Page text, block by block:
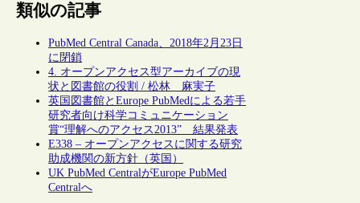
類似の記事
PubMed Central Canada、2018年2月23日
に閉鎖
4. オープンアクセス型アーカイブの現
状と図書館の役割 / 松林 麻実子
英国図書館とEurope PubMedによる若手
研究者向け科学コミュニケーション
賞“理解へのアクセス2013” 結果発表
E338 – オープンアクセスに関する研究
助成機関の新方針（英国）
UK PubMed CentralがEurope PubMed
Centralへ